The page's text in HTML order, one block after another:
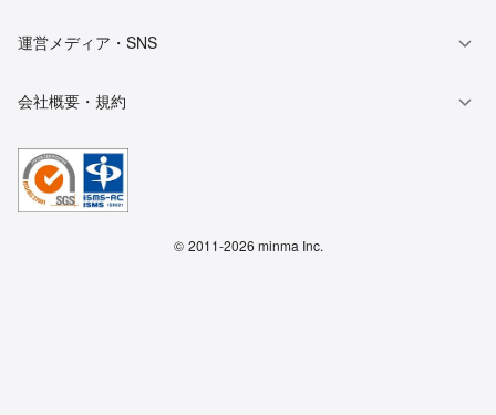
運営メディア・SNS
会社概要・規約
© 2011-2026 minma Inc.